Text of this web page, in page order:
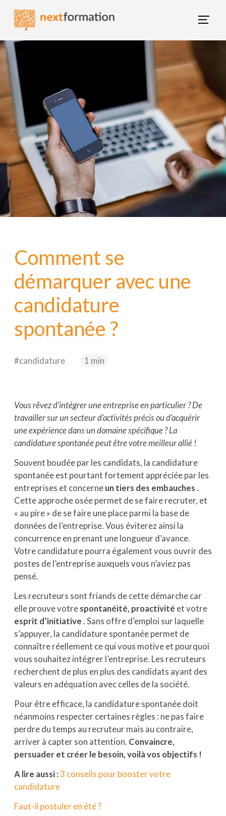
Blog NextFormation
Tous les articles
Former mes salariés
M'épanouir
Booster ma carrière
Changer de métier
Nextgroup
Webitech
EIMP
Comment se
démarquer avec une
candidature
spontanée ?
#candidature 1 min
Vous rêvez d’intégrer une entreprise en particulier ? De
travailler sur un secteur d’activités précis ou d’acquérir
une expérience dans un domaine spécifique ? La
candidature spontanée peut être votre meilleur allié !
Souvent boudée par les candidats, la candidature
spontanée est pourtant fortement appréciée par les
entreprises et concerneun tiers des embauches.
Cette approche osée permet de se faire recruter, et
« au pire » de se faire une place parmi la base de
données de l’entreprise. Vous éviterez ainsi la
concurrence en prenant une longueur d’avance.
Votre candidature pourra également vous ouvrir des
postes de l’entreprise auxquels vous n’aviez pas
pensé.
Les recruteurs sont friands de cette démarche car
elle prouve votrespontanéité, proactivité et votre
esprit d’initiative. Sans offre d’emploi sur laquelle
s’appuyer, la candidature spontanée permet de
connaître réellement ce qui vous motive et pourquoi
vous souhaitez intégrer l’entreprise. Les recruteurs
recherchent de plus en plus des candidats ayant des
valeurs en adéquation avec celles de la société.
Pour être efficace, la candidature spontanée doit
néanmoins respecter certaines règles : ne pas faire
perdre du temps au recruteur mais au contraire,
arriver à capter son attention. Convaincre,
persuader et créerle besoin, voilà vos objectifs !
A lire aussi :3 conseils pour booster votre
candidature
Faut-il postuler en été ?